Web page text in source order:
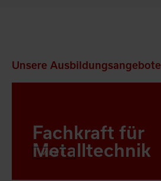
Unsere Ausbildungsangebote
Fachkraft für
Metalltechnik
MEHR